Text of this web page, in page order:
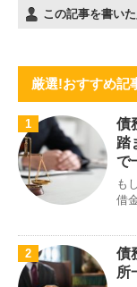
この記事を書い
厳選!おすすめ記
1
債
踏
で
も
借
2
債
所